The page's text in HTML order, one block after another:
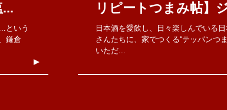
という
鎌倉
リピートつまみ帖】
日本酒を愛飲し、日々楽しんでいる
さんたちに、家でつくる“テッパンつ
いただ...